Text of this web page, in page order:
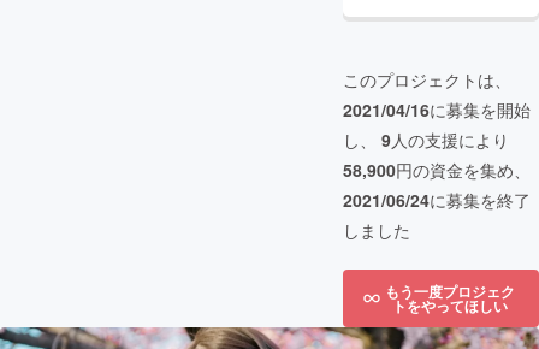
このプロジェクトは、
2021/04/16に募集を開始
し、 9人の支援により
58,900円の資金を集め、
2021/06/24に募集を終了
しました
もう一度プロジェク
トをやってほしい